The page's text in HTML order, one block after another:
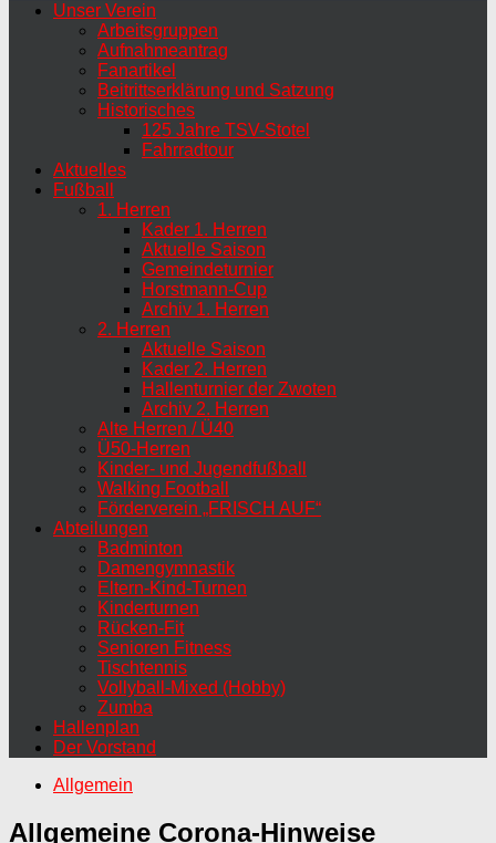
Unser Verein
Arbeitsgruppen
Aufnahmeantrag
Fanartikel
Beitrittserklärung und Satzung
Historisches
125 Jahre TSV-Stotel
Fahrradtour
Aktuelles
Fußball
1. Herren
Kader 1. Herren
Aktuelle Saison
Gemeindeturnier
Horstmann-Cup
Archiv 1. Herren
2. Herren
Aktuelle Saison
Kader 2. Herren
Hallenturnier der Zwoten
Archiv 2. Herren
Alte Herren / Ü40
Ü50-Herren
Kinder- und Jugendfußball
Walking Football
Förderverein „FRISCH AUF“
Abteilungen
Badminton
Damengymnastik
Eltern-Kind-Turnen
Kinderturnen
Rücken-Fit
Senioren Fitness
Tischtennis
Vollyball-Mixed (Hobby)
Zumba
Hallenplan
Der Vorstand
Allgemein
Allgemeine Corona-Hinweise